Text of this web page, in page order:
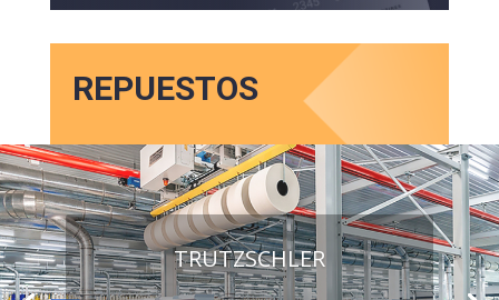
REPUESTOS
TRUTZSCHLER